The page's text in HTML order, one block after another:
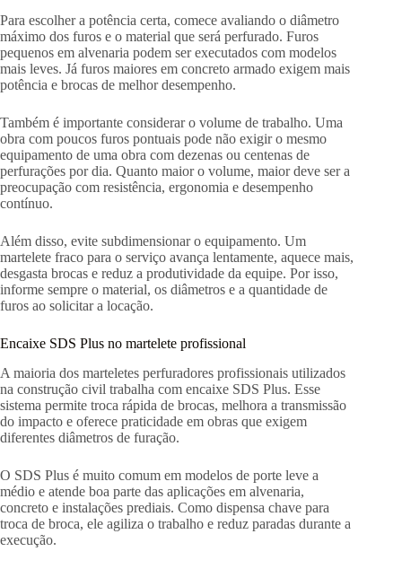
Para escolher a potência certa, comece avaliando o diâmetro
máximo dos furos e o material que será perfurado. Furos
pequenos em alvenaria podem ser executados com modelos
mais leves. Já furos maiores em concreto armado exigem mais
potência e brocas de melhor desempenho.
Também é importante considerar o volume de trabalho. Uma
obra com poucos furos pontuais pode não exigir o mesmo
equipamento de uma obra com dezenas ou centenas de
perfurações por dia. Quanto maior o volume, maior deve ser a
preocupação com resistência, ergonomia e desempenho
contínuo.
Além disso, evite subdimensionar o equipamento. Um
martelete fraco para o serviço avança lentamente, aquece mais,
desgasta brocas e reduz a produtividade da equipe. Por isso,
informe sempre o material, os diâmetros e a quantidade de
furos ao solicitar a locação.
Encaixe SDS Plus no martelete profissional
A maioria dos marteletes perfuradores profissionais utilizados
na construção civil trabalha com encaixe SDS Plus. Esse
sistema permite troca rápida de brocas, melhora a transmissão
do impacto e oferece praticidade em obras que exigem
diferentes diâmetros de furação.
O SDS Plus é muito comum em modelos de porte leve a
médio e atende boa parte das aplicações em alvenaria,
concreto e instalações prediais. Como dispensa chave para
troca de broca, ele agiliza o trabalho e reduz paradas durante a
execução.